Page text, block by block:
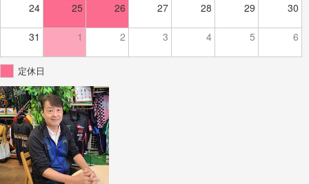
24 25 26 27 28 29 30
31 1 2 3 4 5 6
定休日